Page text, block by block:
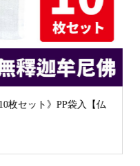
安定綿混厚地 キュロット裾除